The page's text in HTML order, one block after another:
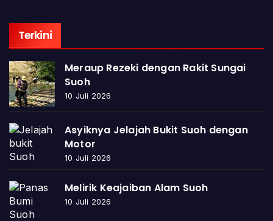
Terkini
Meraup Rezeki dengan Rakit Sungai
Suoh
10 Juli 2026
Asyiknya Jelajah Bukit Suoh dengan
Motor
10 Juli 2026
Melirik Keajaiban Alam Suoh
10 Juli 2026